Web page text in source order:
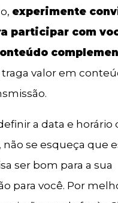
experimente
participar com
traga valor em
a data e horário
não se esqueça que
ser bom para a sua
para você. Por